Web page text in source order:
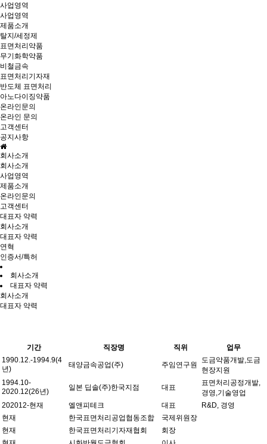
사업영역
사업영역
제품소개
탈지/세정제
표면처리약품
무기화학약품
비철금속
표면처리기자재
반도체 표면처리
아노다이징약품
온라인문의
온라인 문의
고객센터
공지사항
회사소개
회사소개
사업영역
제품소개
온라인문의
고객센터
대표자 약력
회사소개
대표자 약력
연혁
인증서/특허
회사소개
대표자 약력
회사소개
대표자 약력
기간 직장명 직위
업무
1990.12.-1994.9(4
년)
태양금속공업(주) 주임연구원
도금약품개발,도금
현장지원
1994.10-
2020.12(26년)
일본 딥솔(주)한국지점 대표
표면처리공정개발,
경영,기술영업
202012-현재
엘앤피테크 대표
R&D, 경영
현재
한국표면처리공업협동조합
국제위원장
현재
한국표면처리기자재협회
회장